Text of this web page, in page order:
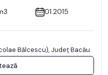
01.2015
Bălcescu), Județ Bacău